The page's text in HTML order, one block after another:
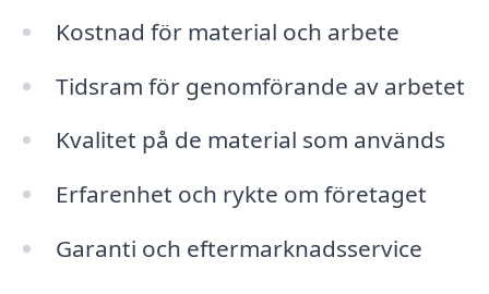
Kostnad för material och arbete
Tidsram för genomförande av arbetet
Kvalitet på de material som används
Erfarenhet och rykte om företaget
Garanti och eftermarknadsservice